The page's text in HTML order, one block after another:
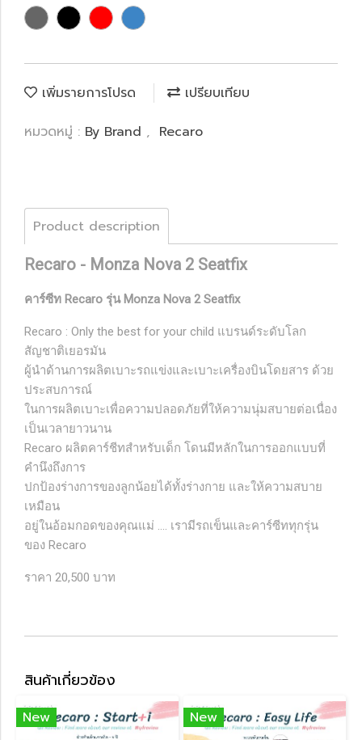
เพิ่มรายการโปรด
เปรียบเทียบ
หมวดหมู่ : By Brand , Recaro
Product description
Recaro - Monza Nova 2 Seatfix
คาร์ซีท Recaro รุ่น Monza Nova 2 Seatfix
Recaro : Only the best for your child แบรนด์ระดับโลก
สัญชาติเยอรมัน
ผู้นำด้านการผลิตเบาะรถแข่งและเบาะเครื่องบินโดยสาร ด้วย
ประสบการณ์
ในการผลิตเบาะเพื่อความปลอดภัยที่ให้ความนุ่มสบายต่อเนื่อง
เป็นเวลายาวนาน
Recaro ผลิตคาร์ชีทสำหรับเด็ก โดนมีหลักในการออกแบบที่
คำนึงถึงการ
ปกป้องร่างการของลูกน้อยได้ทั้งร่างกาย และให้ความสบาย
เหมือน
อยู่ในอ้อมกอดของคุณแม่ .... เรามีรถเข็นและคาร์ซีททุกรุ่น
ของ Recaro
ราคา 20,500 บาท
สินค้าเกี่ยวข้อง
New New